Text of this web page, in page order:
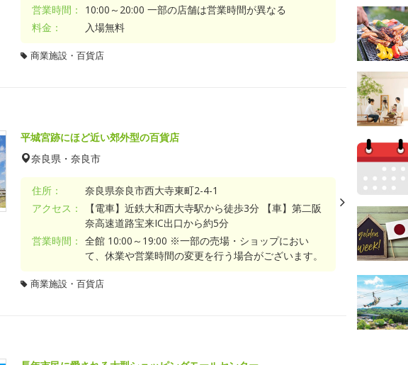
営業時間：
10:00～20:00 一部の店舗は営業時間が異なる
料金：
入場無料
商業施設・百貨店
平城宮跡にほど近い郊外型の百貨店
奈良県・奈良市
住所：
奈良県奈良市西大寺東町2-4-1
アクセス：
【電車】近鉄大和西大寺駅から徒歩3分 【車】第二阪
奈高速道路宝来IC出口から約5分
営業時間： 全館 10:00～19:00 ※一部の売場・ショップにおい
て、休業や営業時間の変更を行う場合がございます。
商業施設・百貨店